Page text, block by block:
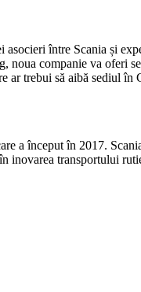
între Scania și
noua companie va
ar trebui să aibă sediul în
a început în 2017.
transportului